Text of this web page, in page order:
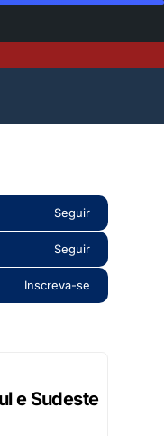
Seguir
Seguir
Inscreva-se
e Sudeste